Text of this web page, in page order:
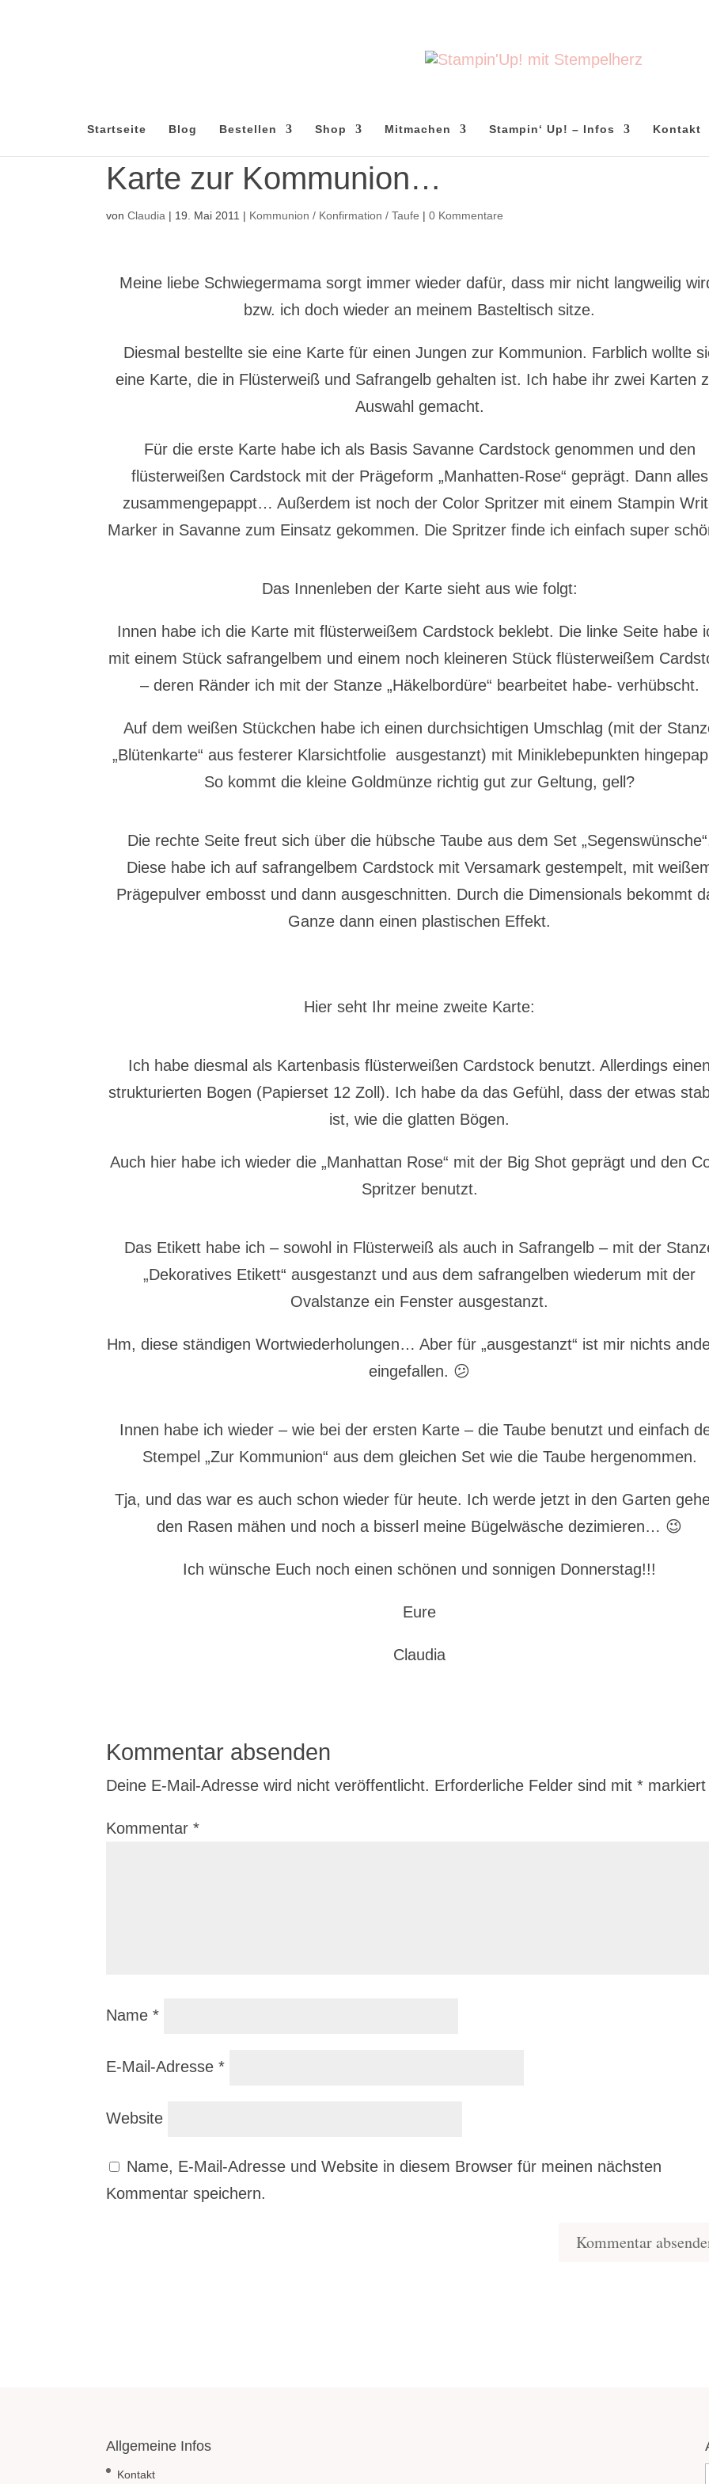
Startseite Blog Bestellen Shop Mitmachen Stampin‘ Up! – Infos Kontakt
Karte zur Kommunion…
vonClaudia | 19. Mai 2011 | Kommunion / Konfirmation / Taufe |0 Kommentare
Meine liebe Schwiegermama sorgt immer wieder dafür, dass mir nicht langweilig
bzw. ich doch wieder an meinem Basteltisch sitze.
Diesmal bestellte sie eine Karte für einen Jungen zur Kommunion. Farblich wollte
eine Karte, die in Flüsterweiß und Safrangelb gehalten ist. Ich habe ihr zwei Karten
Auswahl gemacht.
Für die erste Karte habe ich als Basis Savanne Cardstock genommen und den
flüsterweißen Cardstock mit der Prägeform „Manhatten-Rose“ geprägt. Dann alles
zusammengepappt… Außerdem ist noch der Color Spritzer mit einem Stampin
Marker in Savanne zum Einsatz gekommen. Die Spritzer finde ich einfach super
Das Innenleben der Karte sieht aus wie folgt:
Innen habe ich die Karte mit flüsterweißem Cardstock beklebt. Die linke Seite habe
mit einem Stück safrangelbem und einem noch kleineren Stück flüsterweißem
– deren Ränder ich mit der Stanze „Häkelbordüre“ bearbeitet habe- verhübscht.
Auf dem weißen Stückchen habe ich einen durchsichtigen Umschlag (mit der
„Blütenkarte“ aus festerer Klarsichtfolie ausgestanzt) mit Miniklebepunkten
So kommt die kleine Goldmünze richtig gut zur Geltung, gell?
Die rechte Seite freut sich über die hübsche Taube aus dem Set
Diese habe ich auf safrangelbem Cardstock mit Versamark gestempelt, mit
Prägepulver embosst und dann ausgeschnitten. Durch die Dimensionals bekommt
Ganze dann einen plastischen Effekt.
Hier seht Ihr meine zweite Karte:
Ich habe diesmal als Kartenbasis flüsterweißen Cardstock benutzt. Allerdings einen
strukturierten Bogen (Papierset 12 Zoll). Ich habe da das Gefühl, dass der etwas
ist, wie die glatten Bögen.
Auch hier habe ich wieder die „Manhattan Rose“ mit der Big Shot geprägt und den
Spritzer benutzt.
Das Etikett habe ich – sowohl in Flüsterweiß als auch in Safrangelb – mit der
„Dekoratives Etikett“ ausgestanzt und aus dem safrangelben wiederum mit der
Ovalstanze ein Fenster ausgestanzt.
Hm, diese ständigen Wortwiederholungen… Aber für „ausgestanzt“ ist mir nichts
eingefallen. 😕
Innen habe ich wieder – wie bei der ersten Karte – die Taube benutzt und einfach
Stempel „Zur Kommunion“ aus dem gleichen Set wie die Taube hergenommen.
Tja, und das war es auch schon wieder für heute. Ich werde jetzt in den Garten
den Rasen mähen und noch a bisserl meine Bügelwäsche dezimieren… 😉
Ich wünsche Euch noch einen schönen und sonnigen Donnerstag!!!
Eure
Claudia
Kommentar absenden
Deine E-Mail-Adresse wird nicht veröffentlicht. Erforderliche Felder sind mit* markiert
Kommentar*
Name*
E-Mail-Adresse*
Website
Name, E-Mail-Adresse und Website in diesem Browser für meinen nächsten
Kommentar speichern.
Allgemeine Infos
Kontakt